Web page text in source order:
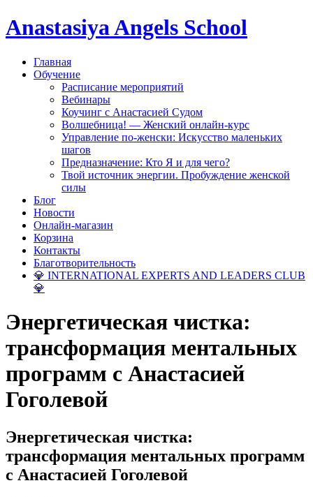
Anastasiya Angels School
Главная
Обучение
Расписание мероприятий
Вебинары
Коучинг с Анастасией Судом
Волшебница! — Женский онлайн-курс
Управление по-женски: Искусство маленьких
шагов
Предназначение: Кто Я и для чего?
Твой источник энергии. Пробуждение женской
силы
Блог
Новости
Онлайн-магазин
Корзина
Контакты
Благотворительность
💎 INTERNATIONAL EXPERTS AND LEADERS CLUB
💎
Энергетическая чистка:
трансформация ментальных
программ с Анастасией
Гоголевой
Энергетическая чистка:
трансформация ментальных программ
с Анастасией Гоголевой